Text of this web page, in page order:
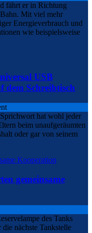
fährt er in Richtung
Mit viel mehr
Energieverbrauch und
wie beispielsweise
USB
dem Schreibtisch
hat wohl jeder
beim unaufgeräumten
oder gar von seinem
gemeinsame
des Tanks
nächste Tankstelle